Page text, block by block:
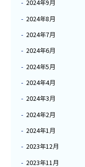
2024年9月
2024年8月
2024年7月
2024年6月
2024年5月
2024年4月
2024年3月
2024年2月
2024年1月
2023年12月
2023年11月